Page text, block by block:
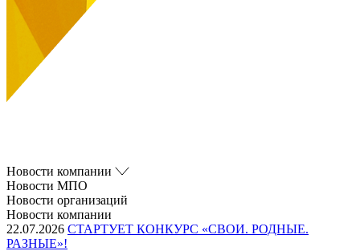
Новости компании
Новости МПО
Новости организаций
Новости компании
22.07.2026 СТАРТУЕТ КОНКУРС «СВОИ. РОДНЫЕ.
РАЗНЫЕ»!